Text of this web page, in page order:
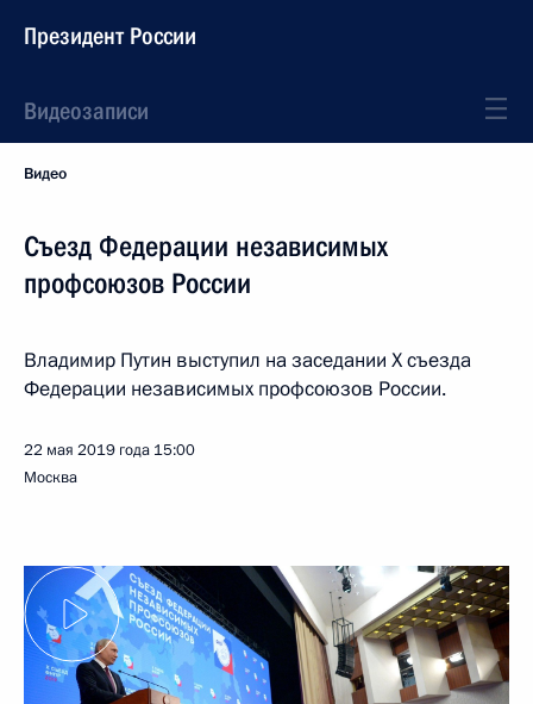
Президент России
Видеозаписи
Видео
Съезд Федерации независимых
профсоюзов России
Владимир Путин выступил на заседании X съезда
Федерации независимых профсоюзов России.
22 мая 2019 года 15:00
Москва